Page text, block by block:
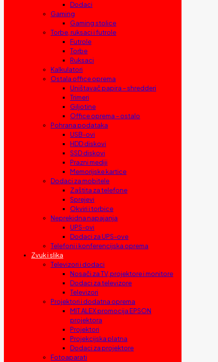
Dodaci
Gaming
Gaming stolice
Torbe, ruksaci i futrole
Futrole
Torbe
Ruksaci
Kalkulatori
Ostala office oprema
Uništavač papira – shredderi
Trimeri
Giljotine
Office oprema – ostalo
Pohrana podataka
USB-ovi
HDD diskovi
SSD diskovi
Prazni mediji
Memorijske kartice
Dodaci za mobitele
Zaštita za telefone
Sprejevi
Okviri i torbice
Neprekidna napajanja
UPS-ovi
Dodaci za UPS-ove
Telefoni i konferencijska oprema
Zvuk i slika
Televizori i dodaci
Nosači za TV, projektore i monitore
Dodaci za televizore
Televizori
Projektori i dodatna oprema
MIT ALEX promocija EPSON
projektora
Projektori
Projekcijska platna
Dodaci za projektore
Fotoaparati